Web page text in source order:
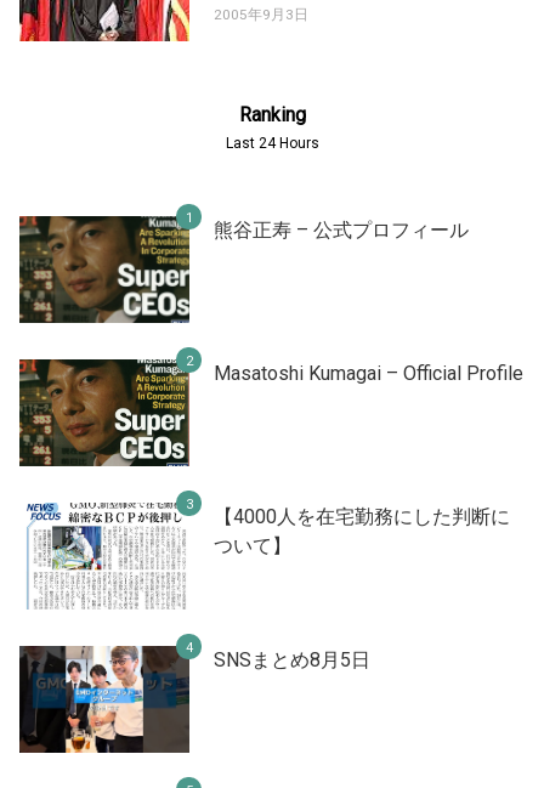
2005年9月3日
Ranking
Last 24 Hours
熊谷正寿 – 公式プロフィール
Masatoshi Kumagai – Official Profile
【4000人を在宅勤務にした判断に
ついて】
SNSまとめ8月5日